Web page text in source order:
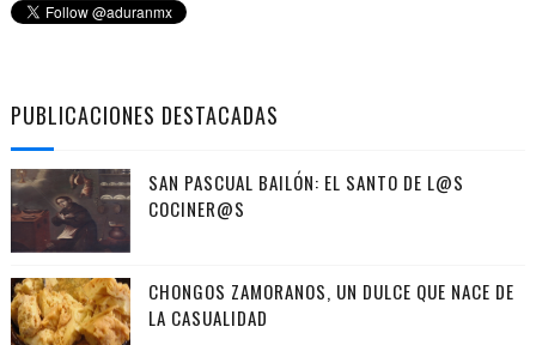
PUBLICACIONES DESTACADAS
SAN PASCUAL BAILÓN: EL SANTO DE L@S
COCINER@S
CHONGOS ZAMORANOS, UN DULCE QUE NACE DE
LA CASUALIDAD